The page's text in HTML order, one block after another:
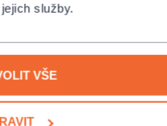
služby.
VŠE
ODESLAT